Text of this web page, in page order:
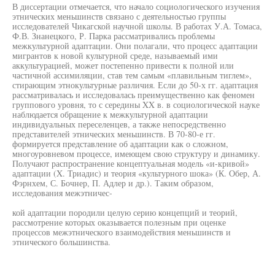
В диссертации отмечается, что начало социологического изучения
этнических меньшинств связано с деятельностью группы
исследователей Чикагской научной школы. В работах У.А. Томаса,
Ф.В. Знанецкого, Р. Парка рассматривались проблемы
межкультурной адаптации. Они полагали, что процесс адаптации
мигрантов к новой культурной среде, называемый ими
аккультурацией, может постепенно привести к полной или
частичной ассимиляции, став тем самым «плавильным тиглем»,
стирающим этнокультурные различия. Если до 50-х гг. адаптация
рассматривалась и исследовалась преимущественно как феномен
группового уровня, то с середины XX в. в социологической науке
наблюдается обращение к межкультурной адаптации
индивидуальных переселенцев, а также непосредственно
представителей этнических меньшинств. В 70-80-е гг.
формируется представление об адаптации как о сложном,
многоуровневом процессе, имеющем свою структуру и динамику.
Получают распространение концептуальная модель «и-кривой»
адаптации (X. Триадис) и теория «культурного шока» (К. Обер, А.
Фэрнхем, С. Бочнер, П. Адлер и др.). Таким образом,
исследования межэтничес-
кой адаптации породили целую серию концепций и теорий,
рассмотрение которых оказывается полезным при оценке
процессов межэтнического взаимодействия меньшинств и
этнического большинства.